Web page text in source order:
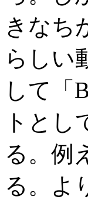
きなち
らしい
して「
トと
る。例
る。よ